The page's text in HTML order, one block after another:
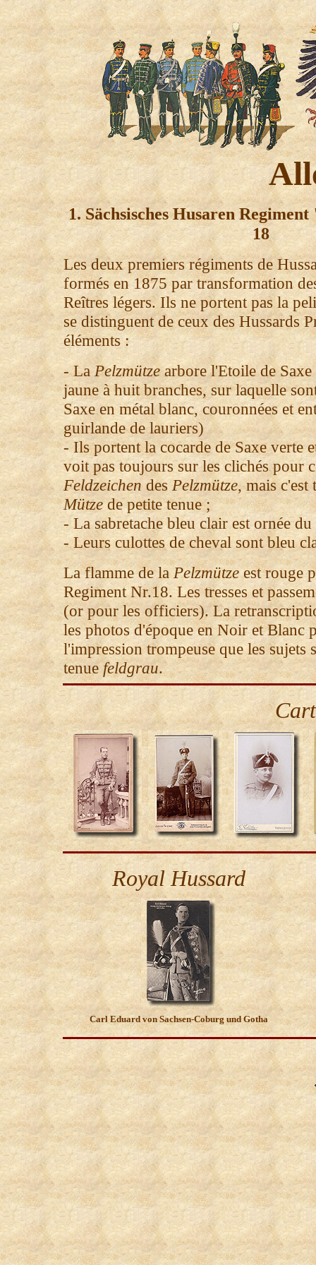
1. Sächsisches Husaren
18
Les deux premiers régiments de
formés en 1875 par transformation
Reîtres légers. Ils ne portent pas la
se distinguent de ceux des Hussards
éléments :
- La Pelzmützearbore l'Etoile de Saxe
jaune à huit branches, sur laquelle
Saxe en métal blanc, couronnées et
guirlande de lauriers)
- Ils portent la cocarde de Saxe verte
voit pas toujours sur les clichés pour
Feldzeichendes Pelzmütze, mais c'est
Mützede petite tenue ;
- La sabretache bleu clair est ornée
- Leurs culottes de cheval sont bleu
La flamme de la Pelzmützeest rouge
Regiment Nr.18. Les tresses et
(or pour les officiers). La
les photos d'époque en Noir et Blanc
l'impression trompeuse que les sujets
tenuefeldgrau.
Royal Hussard
Carl Eduard von Sachsen-Coburg und Gotha